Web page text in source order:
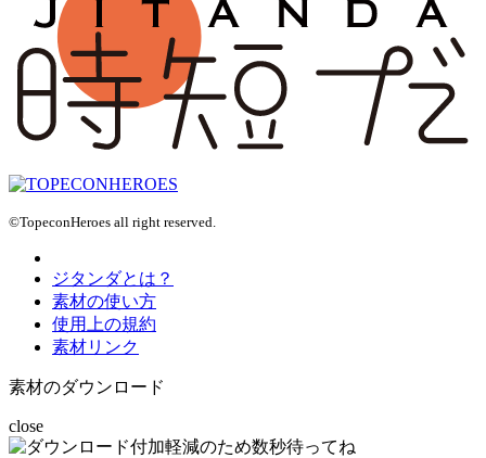
©TopeconHeroes all right reserved.
ジタンダとは？
素材の使い方
使用上の規約
素材リンク
素材のダウンロード
close